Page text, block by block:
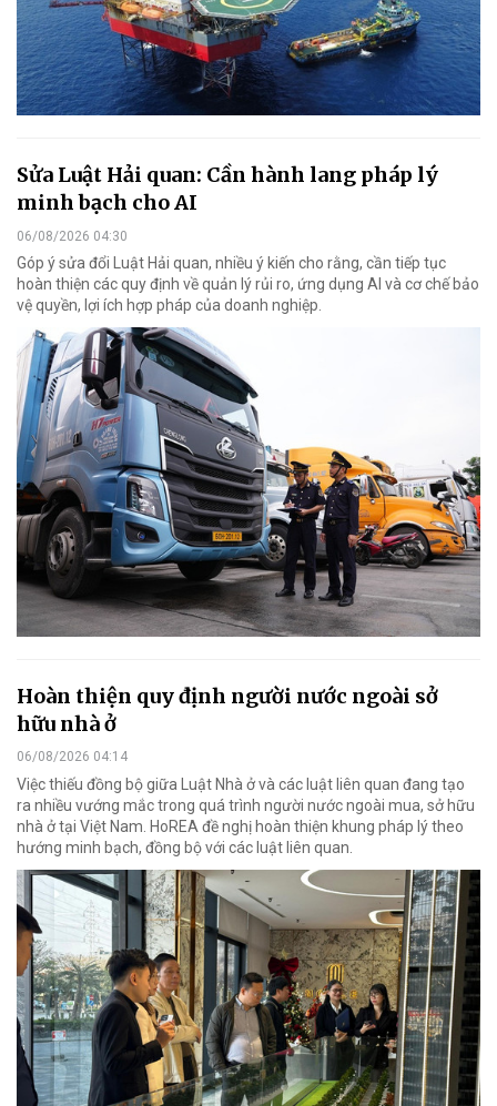
Sửa Luật Hải quan: Cần hành lang pháp lý
minh bạch cho AI
06/08/2026 04:30
Góp ý sửa đổi Luật Hải quan, nhiều ý kiến cho rằng, cần tiếp tục
hoàn thiện các quy định về quản lý rủi ro, ứng dụng AI và cơ chế bảo
vệ quyền, lợi ích hợp pháp của doanh nghiệp.
Hoàn thiện quy định người nước ngoài sở
hữu nhà ở
06/08/2026 04:14
Việc thiếu đồng bộ giữa Luật Nhà ở và các luật liên quan đang tạo
ra nhiều vướng mắc trong quá trình người nước ngoài mua, sở hữu
nhà ở tại Việt Nam. HoREA đề nghị hoàn thiện khung pháp lý theo
hướng minh bạch, đồng bộ với các luật liên quan.